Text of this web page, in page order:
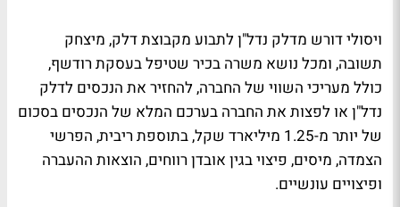
ויסולי דורש מדלק נדל"ן לתבוע מקבוצת דלק, מיצחק
תשובה, ומכל נושא משרה בכיר שטיפל בעסקת רודשף,
כולל מעריכי השווי של החברה, להחזיר את הנכסים לדלק
נדל"ן או לפצות את החברה בערכם המלא של הנכסים בסכום
של יותר מ-1.25 מיליארד שקל, בתוספת ריבית, הפרשי
הצמדה, מיסים, פיצוי בגין אובדן רווחים, הוצאות ההעברה
ופיצויים עונשיים.